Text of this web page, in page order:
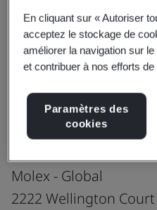
Partager:
ISO
Molex - Global
2222 Wellington Court
En cliquant sur « Autoriser
acceptez le stockage de
améliorer la navigation sur
et contribuer à nos efforts
Paramètres des
cookies